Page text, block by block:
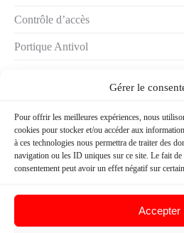
Gérer le
Pour offrir les meilleures expériences, nous
cookies pour stocker et/ou accéder aux
à ces technologies nous permettra de traiter des
navigation ou les ID uniques sur ce site. Le fait
consentement peut avoir un effet négatif sur
Accepter
Contrôle d’accès
Portique Antivol
Demander
devis